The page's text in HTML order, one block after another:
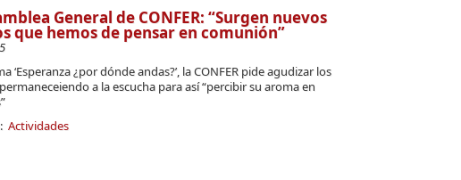
General de CONFER: “Surgen nuevos
que hemos de pensar en comunión”
‘Esperanza ¿por dónde andas?’, la CONFER pide agudizar los
a la escucha para así “percibir su aroma en
Actividades